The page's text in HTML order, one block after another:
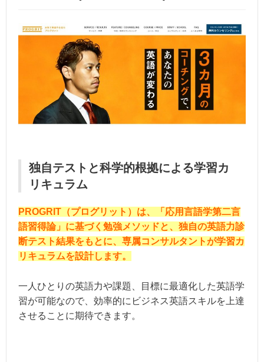
独自テストと科学的根拠による学習カ
リキュラム
PROGRIT（プログリット）は、「応用言語学第二言
語習得論」に基づく勉強メソッドと、独自の英語力診
断テスト結果をもとに、専属コンサルタントが学習カ
リキュラムを設計します。
一人ひとりの英語力や課題、目標に最適化した英語学
習が可能なので、効率的にビジネス英語スキルを上達
させることに期待できます。